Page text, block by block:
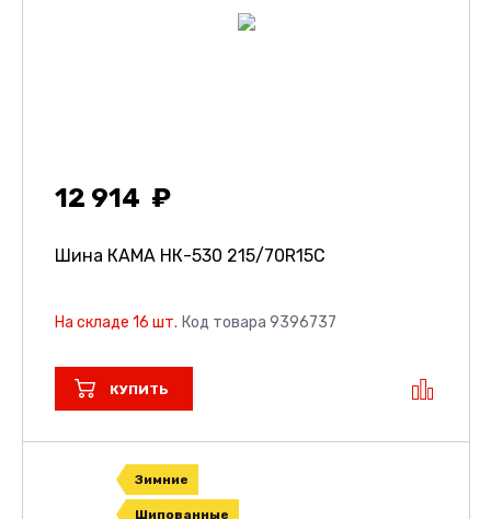
12 914
Шина КАМА НК-530 215/70R15C
На складе 16 шт. Код товара 9396737
КУПИТЬ
Зимние
Шипованные